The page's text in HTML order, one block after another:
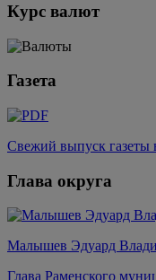
Курс валют
Газета
Свежий выпуск газеты
Глава округа
Малышев Эдуард
Глава Раменского